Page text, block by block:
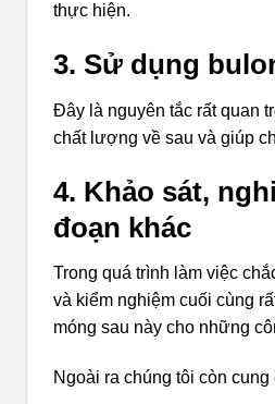
thực hiện.
3. Sử dụng
Đây là nguyên tắc rất quan
chất lượng về sau và giúp
4. Khảo sát,
đoạn khác
Trong quá trình làm việc
và kiểm nghiệm cuối cùng
móng sau này cho những
Ngoài ra chúng tôi còn